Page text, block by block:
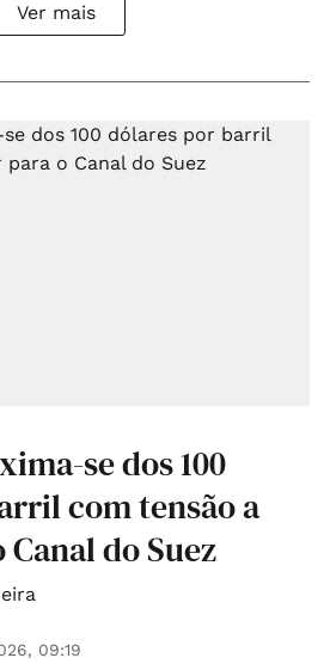
Ver mais
se dos 100
com tensão a
do Suez
09:19